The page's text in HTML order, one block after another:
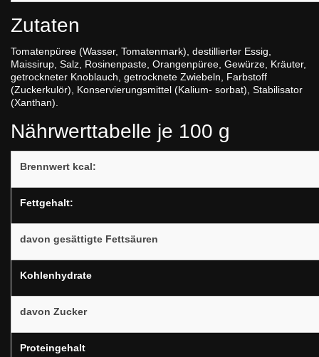
Zutaten
Tomatenpüree (Wasser, Tomatenmark), destillierter Essig,
Maissirup, Salz, Rosinenpaste, Orangenpüree, Gewürze, Kräuter,
getrockneter Knoblauch, getrocknete Zwiebeln, Farbstoff
(Zuckerkulör), Konservierungsmittel (Kalium- sorbat), Stabilisator
(Xanthan).
Nährwerttabelle je 100 g
Brennwert kcal:
Fettgehalt:
davon gesättigte Fettsäuren
Kohlenhydrate
davon Zucker
Proteingehalt